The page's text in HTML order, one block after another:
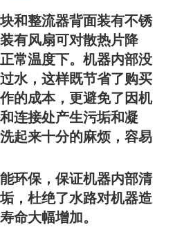
和整流器背面装有不锈
有风扇可对散热片降
常温度下。 机器内部没
水，这样既节省了购买
的成本，更避免了因机
连接处产生污垢和凝
起来十分的麻烦，容易
环保，保证机器内部清
，杜绝了水路对机器造
命大幅增加。